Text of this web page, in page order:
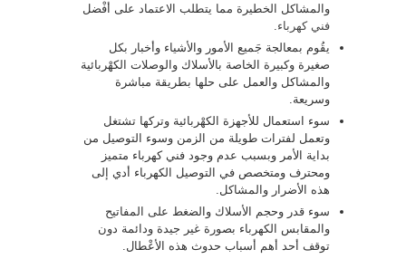
والمشاكل الخطيرة مما يتطلب الاعتماد على أفْضل
فني كهرباء
يقُوم بمعالجة جَميع الأمور والأشياء وأخبار بكل
صغيرة وكبيرة الخاصة بالأسلاك والوصلات الكهْربائية
والمشاكل والعمل على حلها بطريقة مباشرة
وسريعة.
سوء استعمال للأجهزة الكهْربائية وتركها تشتغل
وتعمل لفترات طويلة من الزمن وسوء التوصيل من
بداية الأمر وبسبب عدم وجود فني كهرباء متميز
ومحترف ومتخصص في التوصيل الكهرباء أدي إلى
هذه الأضرار والمشاكل.
سوء قدر وحجم الأسلاك والضغط على المفاتيح
والمقابس الكهرباء بصورة غير جيدة ودائمة دون
توقف أحد أهم أسباب حدوث هذه الأعْطال.